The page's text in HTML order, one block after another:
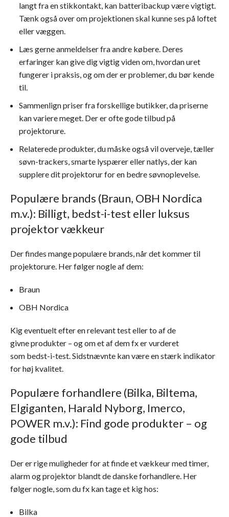
langt fra en stikkontakt, kan batteribackup være vigtigt.
Tænk også over om projektionen skal kunne ses på loftet
eller væggen.
Læs gerne anmeldelser fra andre købere. Deres
erfaringer kan give dig vigtig viden om, hvordan uret
fungerer i praksis, og om der er problemer, du bør kende
til.
Sammenlign priser fra forskellige butikker, da priserne
kan variere meget. Der er ofte gode tilbud på
projektorure.
Relaterede produkter, du måske også vil overveje, tæller
søvn-trackers, smarte lyspærer eller natlys, der kan
supplere dit projektorur for en bedre søvnoplevelse.
Populære brands (Braun, OBH Nordica
m.v.): Billigt, bedst-i-test eller luksus
projektor vækkeur
Der findes mange populære brands, når det kommer til
projektorure. Her følger nogle af dem:
Braun
OBH Nordica
Kig eventuelt efter en relevant test eller to af de
givne produkter – og om et af dem fx er vurderet
som bedst-i-test. Sidstnævnte kan være en stærk indikator
for høj kvalitet.
Populære forhandlere (Bilka, Biltema,
Elgiganten, Harald Nyborg, Imerco,
POWER m.v.): Find gode produkter – og
gode tilbud
Der er rige muligheder for at finde et vækkeur med timer,
alarm og projektor blandt de danske forhandlere. Her
følger nogle, som du fx kan tage et kig hos:
Bilka